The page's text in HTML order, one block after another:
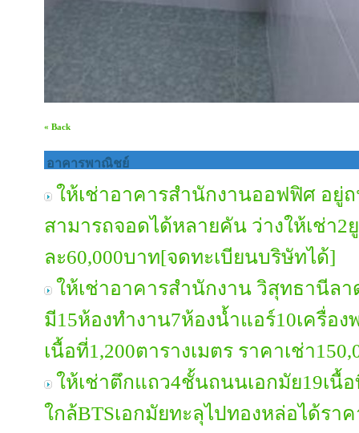
« Back
อาคารพาณิชย์
ให้เช่าอาคารสำนักงานออฟฟิศ อยู่
สามารถจอดได้หลายคัน ว่างให้เช่า2
ละ60,000บาท[จดทะเบียนบริษัทได้]
ให้เช่าอาคารสำนักงาน วิสุทธานีลา
มี15ห้องทำงาน7ห้องน้ำแอร์10เครื่อ
เนื้อที่1,200ตารางเมตร ราคาเช่า
ให้เช่าตึกแถว4ชั้นถนนเอกมัย19เนื้
ใกล้BTSเอกมัยทะลุไปทองหล่อได้รา